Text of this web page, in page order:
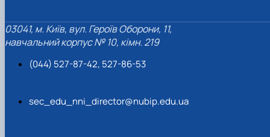
03041, м. Київ, вул. Героїв Оборони, 11,
навчальний корпус № 10, кімн. 219
(044) 527-87-42, 527-86-53
sec_edu_nni_director@nubip.edu.ua